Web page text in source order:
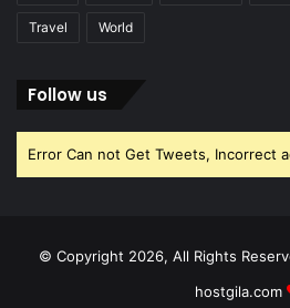
Travel World
Follow us
Error Can not Get Tweets, Incorrect
© Copyright 2026, All Rights
hostgila.com